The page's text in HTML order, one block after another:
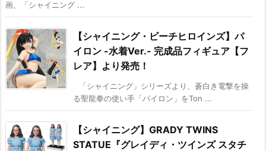
画、「シャイニング ...
【シャイニング・ビーチヒロインズ】パ
イロン -水着Ver.- 完成品フィギュア【フ
レア】より発売！
「シャイニング」シリーズより、蒼白き電撃を操
る聖龍拳の使い手「パイロン」をTon ...
【シャイニング】GRADY TWINS
STATUE『グレイディ・ツインズ スタチ